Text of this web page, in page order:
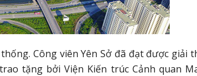
Công viên Yên Sở đã đạt được giải
tặng bởi Viện Kiến trúc Cảnh quan